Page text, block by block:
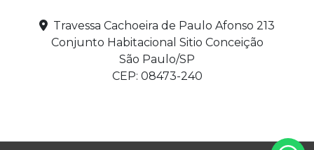
Travessa Cachoeira de Paulo Afonso 213
Conjunto Habitacional Sitio Conceição
São Paulo/SP
CEP: 08473-240